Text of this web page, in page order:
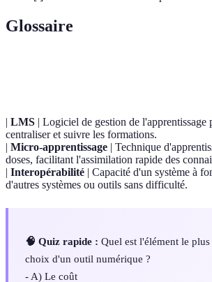
Glossaire
| LMS | Logiciel de gestion de l'apprentissage
centraliser et suivre les formations.
| Micro-apprentissage | Technique
doses, facilitant l'assimilation rapide des
| Interopérabilité | Capacité d'un système à
d'autres systèmes ou outils sans difficulté.
🧠 Quiz rapide : Quel est l'élément le
choix d'un outil numérique ?
- A) Le coût